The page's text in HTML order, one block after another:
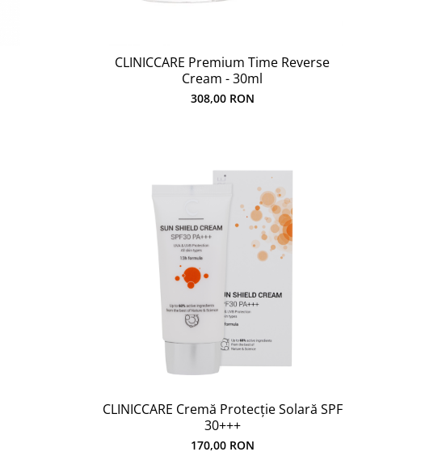
CLINICCARE Premium Time Reverse
Cream - 30ml
308,00 RON
CLINICCARE Cremă Protecție Solară SPF
30+++
170,00 RON